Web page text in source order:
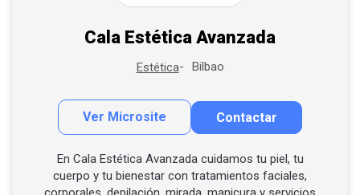
Cala Estética Avanzada
Estética Bilbao
Ver Microsite Contactar
Contactar por correo
Llamar por teléfono
Contactar por Whatsapp
En Cala Estética Avanzada cuidamos tu piel, tu
cuerpo y tu bienestar con tratamientos faciales,